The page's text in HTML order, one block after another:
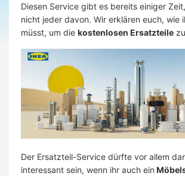
Diesen Service gibt es bereits einiger
nicht jeder davon. Wir erklären euch, wie
müsst, um die kostenlosen Ersatzteile
Der Ersatzteil-Service dürfte vor allem
interessant sein, wenn ihr auch ein